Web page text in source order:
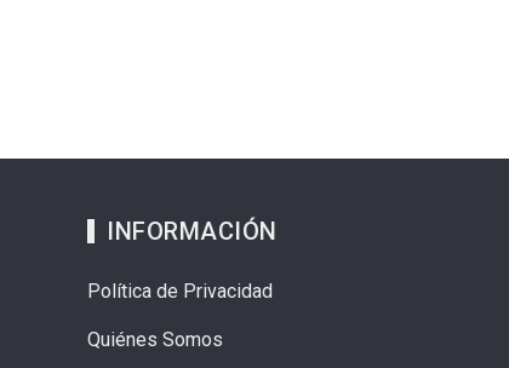
INFORMACIÓN
Política de Privacidad
Quiénes Somos